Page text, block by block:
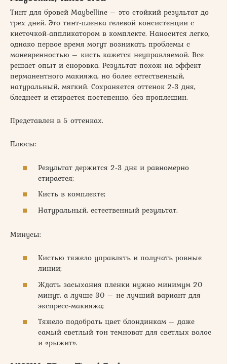
Тинт для бровей Maybelline – это стойкий результат до
трех дней. Это тинт-пленка гелевой консистенции с
кисточкой-аппликатором в комплекте. Наносится легко,
однако первое время могут возникать проблемы с
маневренностью – кисть кажется неуправляемой. Все
решает опыт и сноровка. Результат похож на эффект
перманентного макияжа, но более естественный,
натуральный, мягкий. Сохраняется оттенок 2-3 дня,
бледнеет и стирается постепенно, без проплешин.
Представлен в 5 оттенках.
Плюсы:
Результат держится 2-3 дня и равномерно
стирается;
Кисть в комплекте;
Натуральный, естественный результат.
Минусы:
Кистью тяжело управлять и получать ровные
линии;
Ждать засыхания пленки нужно минимум 20
минут, а лучше 30 – не лучший вариант для
экспресс-макияжа;
Тяжело подобрать цвет блондинкам – даже
самый светлый тон темноват для светлых волос
и «рыжит».